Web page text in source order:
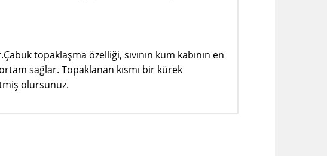
topaklaşma özelliği, sıvının kum kabının en
sağlar. Topaklanan kısmı bir kürek
olursunuz.